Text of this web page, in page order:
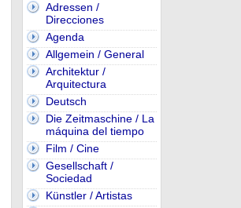
Adressen /
Direcciones
Agenda
Allgemein / General
Architektur /
Arquitectura
Deutsch
Die Zeitmaschine / La
máquina del tiempo
Film / Cine
Gesellschaft /
Sociedad
Künstler / Artistas